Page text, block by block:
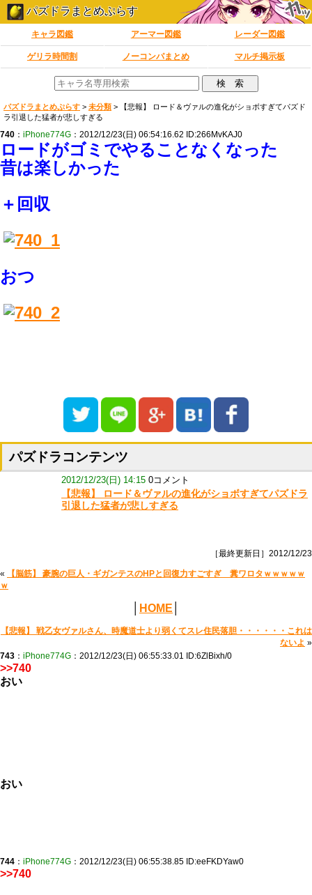
パズドラまとめぷらす
キャラ図鑑 アーマー図鑑 レーダー図鑑
ゲリラ時間割 ノーコンパまとめ マルチ掲示板
パズドラまとめぷらす > 未分類 >
【悲報】 ロード＆ヴァルの進化がショボすぎてパズド
ラ引退した猛者が悲しすぎる
740 ： iPhone774G ：2012/12/23(日) 06:54:16.62 ID:266MvKAJ0
ロードがゴミでやることなくなった
昔は楽しかった
＋回収
おつ
パズドラコンテンツ
2012/12/23(日) 14:15 0コメント
【悲報】 ロード＆ヴァルの進化がショボすぎてパズドラ
引退した猛者が悲しすぎる
［最終更新日］2012/12/23
«
【脳筋】 豪腕の巨人・ギガンテスのHPと回復力すごすぎ 糞ワロタｗｗｗｗｗ
ｗ
HOME
【悲報】 戦乙女ヴァルさん、時魔道士より弱くてスレ住民落胆・・・・・・これは
ないよ »
743 ： iPhone774G ：2012/12/23(日) 06:55:33.01 ID:6ZlBixh/0
>>740
おい
おい
744 ： iPhone774G ：2012/12/23(日) 06:55:38.85 ID:eeFKDYaw0
>>740